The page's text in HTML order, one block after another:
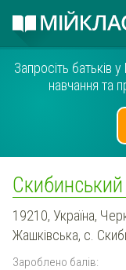
Запросіть батьків
навчання та
Скибинський
19210, Україна,
Жашківська, с.
Зароблено балів: